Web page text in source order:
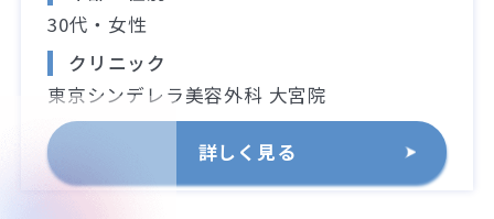
30代・女性
クリニック
東京シンデレラ美容外科 大宮院
詳しく見る